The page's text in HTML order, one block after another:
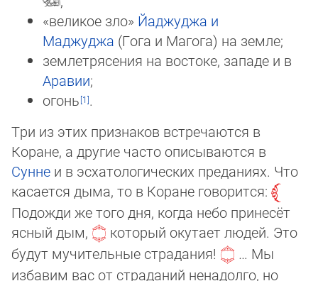
«великое зло» Йаджуджа и
Маджуджа (Гога и Магога) на земле;
землетрясения на востоке, западе и в
Аравии;
огонь
.
Три из этих признаков встречаются в
Коране, а другие часто описываются в
Сунне и в эсхатологических преданиях. Что
ка­са­ется дыма, то в Коране говорится:
Подожди же того дня, когда небо принесёт
ясный дым,
который окутает людей. Это
будут мучительные страдания!
… Мы
избавим вас от страданий ненадолго, но